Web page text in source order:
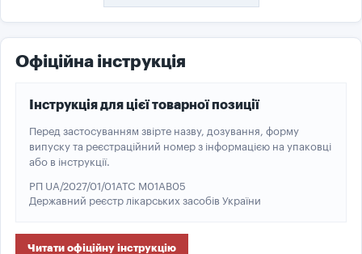
Офіційна інструкція
Інструкція для цієї товарної позиції
Перед застосуванням звірте назву, дозування, форму
випуску та реєстраційний номер з інформацією на упаковці
або в інструкції.
РП UA/2027/01/01ATC M01AB05
Державний реєстр лікарських засобів України
Читати офіційну інструкцію